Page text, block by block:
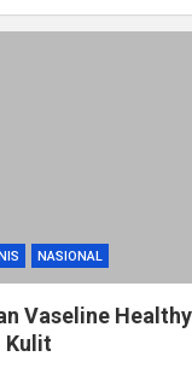
NASIONAL
Vaseline
Kulit